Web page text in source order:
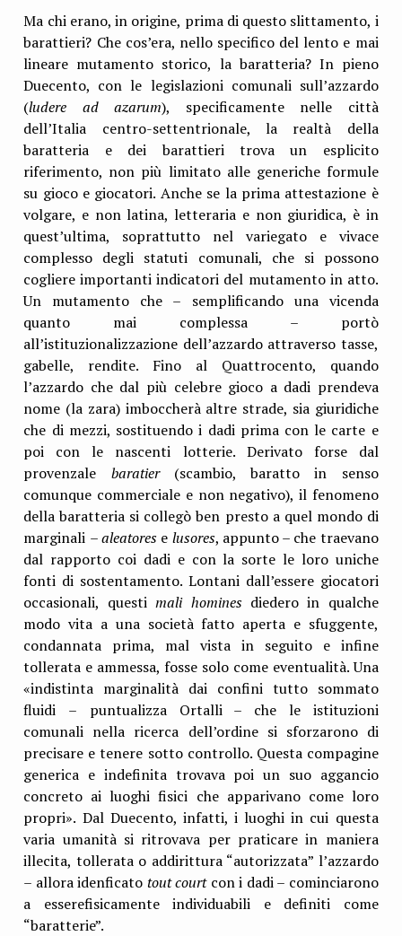
Ma chi erano, in origine, prima di questo slittamento, i
barattieri? Che cos’era, nello specifico del lento e mai
lineare mutamento storico, la baratteria? In pieno
Duecento, con le legislazioni comunali sull’azzardo
(ludere ad azarum), specificamente nelle città
dell’Italia centro-settentrionale, la realtà della
baratteria e dei barattieri trova un esplicito
riferimento, non più limitato alle generiche formule
su gioco e giocatori. Anche se la prima attestazione è
volgare, e non latina, letteraria e non giuridica, è in
quest’ultima, soprattutto nel variegato e vivace
complesso degli statuti comunali, che si possono
cogliere importanti indicatori del mutamento in atto.
Un mutamento che – semplificando una vicenda
quanto mai complessa – portò
all’istituzionalizzazione dell’azzardo attraverso tasse,
gabelle, rendite. Fino al Quattrocento, quando
l’azzardo che dal più celebre gioco a dadi prendeva
nome (la zara) imboccherà altre strade, sia giuridiche
che di mezzi, sostituendo i dadi prima con le carte e
poi con le nascenti lotterie. Derivato forse dal
provenzale baratier (scambio, baratto in senso
comunque commerciale e non negativo), il fenomeno
della baratteria si collegò ben presto a quel mondo di
marginali – aleatores e lusores, appunto – che traevano
dal rapporto coi dadi e con la sorte le loro uniche
fonti di sostentamento. Lontani dall’essere giocatori
occasionali, questimali homines diedero in qualche
modo vita a una società fatto aperta e sfuggente,
condannata prima, mal vista in seguito e infine
tollerata e ammessa, fosse solo come eventualità. Una
«indistinta marginalità dai confini tutto sommato
fluidi – puntualizza Ortalli– che le istituzioni
comunali nella ricerca dell’ordine si sforzarono di
precisare e tenere sotto controllo. Questa compagine
generica e indefinita trovava poi un suo aggancio
concreto ai luoghi fisici che apparivano come loro
propri». Dal Duecento, infatti, i luoghi in cui questa
varia umanità si ritrovava per praticare in maniera
illecita, tollerata o addirittura “autorizzata” l’azzardo
– allora idenficato tout courtcon i dadi – cominciarono
a esserefisicamente individuabili e definiti come
“baratterie”.